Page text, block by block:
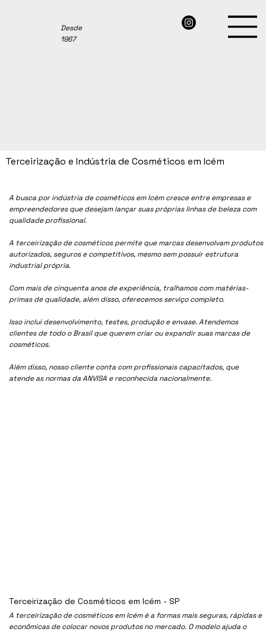
Desde
1967
A busca por indústria de cosméticos emIcémcresce entre empresas e
empreendedores que desejam lançar suas próprias linhas de beleza com
qualidade profissional.
A terceirização de cosméticos permite que marcas desenvolvam produtos
autorizados, seguros e competitivos, mesmo sem possuir estrutura
industrial própria.
Com mais de cinquenta anos de experiência, tralhamos com matérias-
primas de qualidade, além disso, oferecemos serviço completo.
Isso inclui desenvolvimento, testes, produção e envase. Atendemos
clientes de todo o Brasil que querem criar ou expandir suas marcas de
cosméticos.
Além disso, nosso cliente conta com profissionais capacitados, que
atende as normas da ANVISA e reconhecida nacionalmente.
A terceirização de cosméticos em Icém é a formas mais seguras, rápidas e
econômicas de colocar novos produtos no mercado. O modelo ajuda o
Terceirização e Indústria de Cosméticos em Icém
Terceirização de Cosméticos em Icém - SP